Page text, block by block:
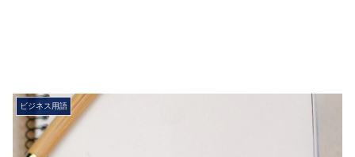
ビジネス用語